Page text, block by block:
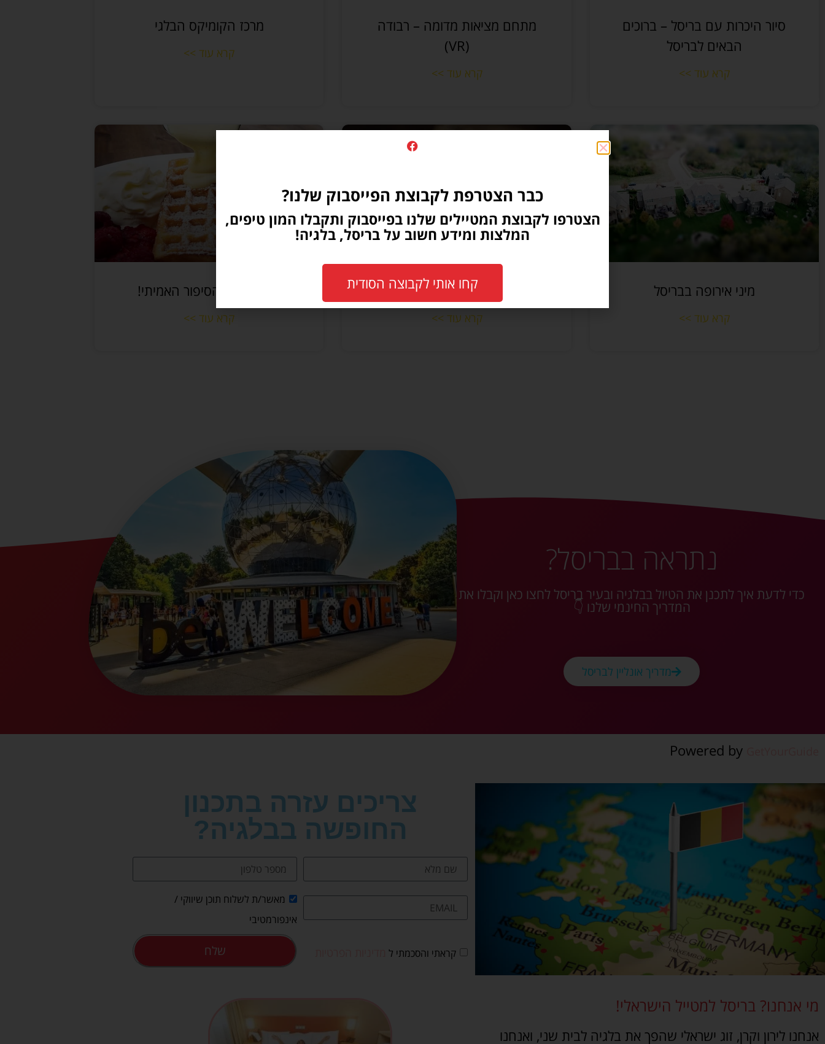
סיור היכרות עם בריסל – ברוכים
הבאים לבריסל
קרא עוד >>
מתחם מציאות מדומה – רבודה
(VR)
קרא עוד >>
מרכז הקומיקס הבלגי
קרא עוד >>
מיני אירופה בבריסל
קרא עוד >>
שוקולד בלגי – הסיפור האמיתי!
קרא עוד >>
וופל בלגי – הסיפור האמיתי!
קרא עוד >>
נתראה בבריסל?
כדי לדעת איך לתכנן את הטיול בבלגיה ובעיר בריסל לחצו כאן וקבלו את
המדריך החינמי שלנו 👇
מדריך אונליין לבריסל
Powered by
צריכים עזרה בתכנון
החופשה בבלגיה?
מאשר/ת לשלוח תוכן שיווקי /
אינפורמטיבי
קראתי והסכמתי ל שלח
מי אנחנו? בריסל למטייל הישראלי!
אנחנו לירון וקרן, זוג ישראלי שהפך את בלגיה לבית שני, ואנחנו
כבר הצטרפת לקבוצת הפייסבוק שלנו?
הצטרפו לקבוצת המטיילים שלנו בפייסבוק ותקבלו המון טיפים,
המלצות ומידע חשוב על בריסל, בלגיה!
קחו אותי לקבוצה הסודית